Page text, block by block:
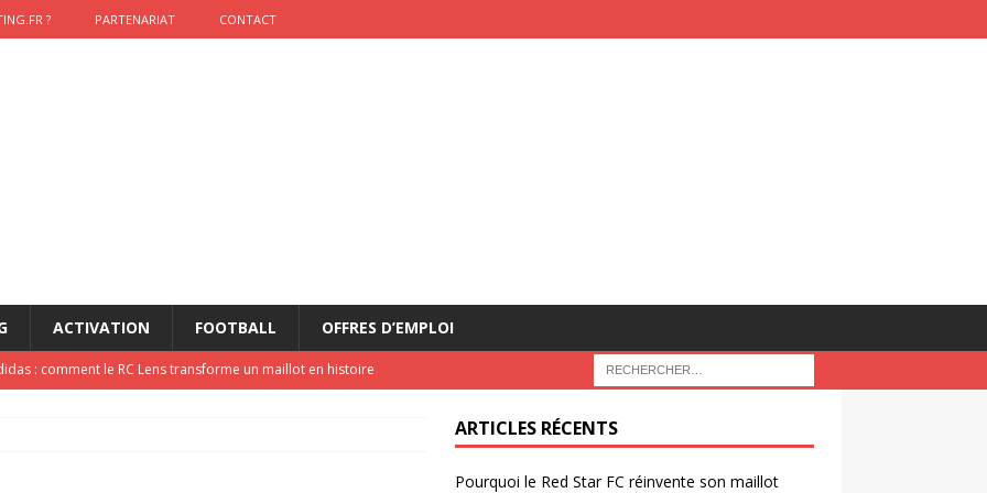
? PARTENARIAT CONTACT
ACTIVATION FOOTBALL OFFRES D’EMPLOI
: comment le RC Lens transforme un maillot en histoire
de Zinedine Zidane par adidas est de retour à
ARTICLES RÉCENTS
Pourquoi le Red Star FC réinvente son maillot